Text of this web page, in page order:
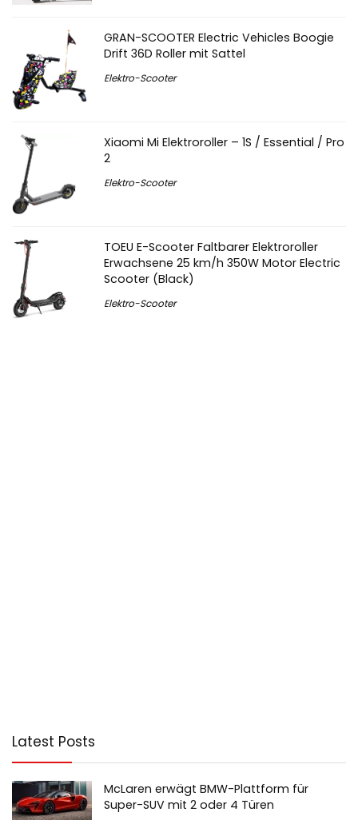
GRAN-SCOOTER Electric Vehicles Boogie
Drift 36D Roller mit Sattel
Elektro-Scooter
Xiaomi Mi Elektroroller – 1S / Essential / Pro
2
Elektro-Scooter
TOEU E-Scooter Faltbarer Elektroroller
Erwachsene 25 km/h 350W Motor Electric
Scooter (Black)
Elektro-Scooter
Latest Posts
McLaren erwägt BMW-Plattform für
Super-SUV mit 2 oder 4 Türen